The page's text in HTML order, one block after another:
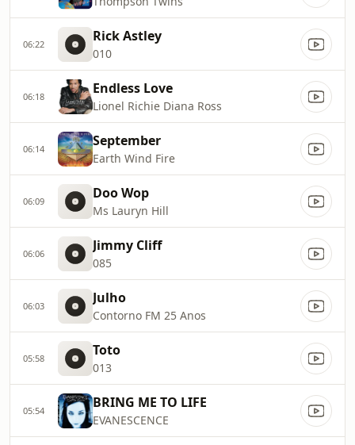
06:22 Rick Astley
010
06:18 Endless Love
Lionel Richie Diana Ross
06:14 September
Earth Wind Fire
06:09 Doo Wop
Ms Lauryn Hill
06:06 Jimmy Cliff
085
06:03 Julho
Contorno FM 25 Anos
05:58 Toto
013
05:54 BRING ME TO LIFE
EVANESCENCE